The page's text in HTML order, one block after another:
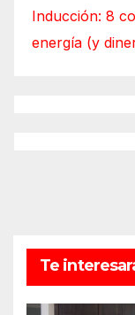
Inducción: 8
energía (y
Te